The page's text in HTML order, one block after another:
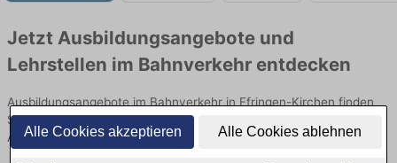
Alle Cookies akzeptieren Alle Cookies ablehnen
Jetzt Ausbildungsangebote und
Lehrstellen im Bahnverkehr entdecken
Ausbildungsangebote im Bahnverkehr in Efringen-Kirchen finden
Sie von namhaften Firmen. Entdecken Sie freie Optionen von Top-
Arbeitgebern und bewerben Sie sich noch heute.